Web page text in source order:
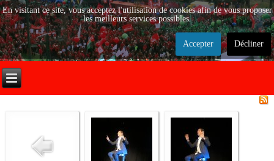
En visitant ce site, vous acceptez l'utilisation de cookies afin de vous proposer
les meilleurs services possibles.
Accepter Décliner